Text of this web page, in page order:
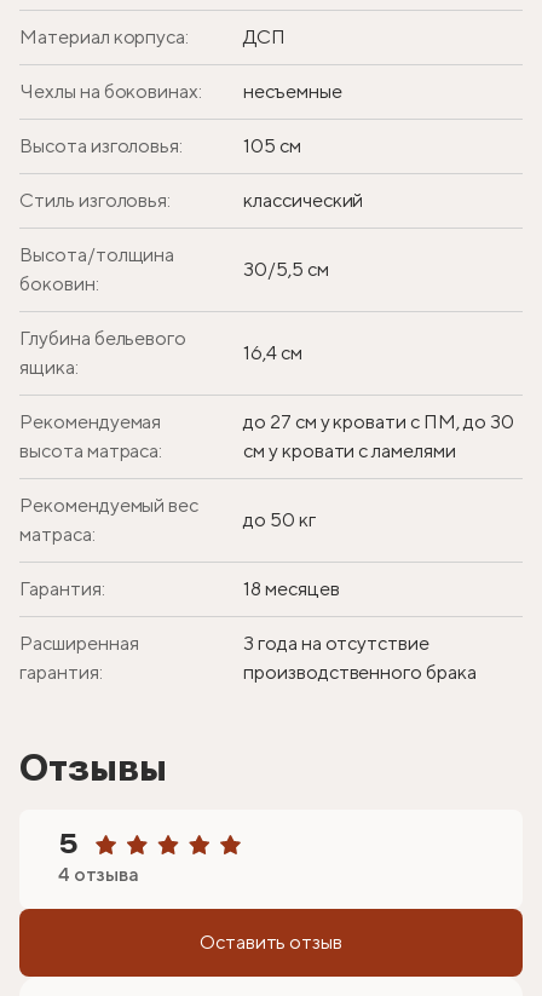
Материал корпуса: ДСП
Чехлы на боковинах: несъемные
Высота изголовья: 105 см
Стиль изголовья: классический
Высота/толщина
боковин:
30/5,5 см
Глубина бельевого
ящика:
16,4 см
Рекомендуемая
высота матраса:
до 27 см у кровати с ПМ, до 30
см у кровати с ламелями
Рекомендуемый вес
матраса:
до 50 кг
Гарантия: 18 месяцев
Расширенная
гарантия:
3 года на отсутствие
производственного брака
Отзывы
5
4 отзыва
Оставить отзыв